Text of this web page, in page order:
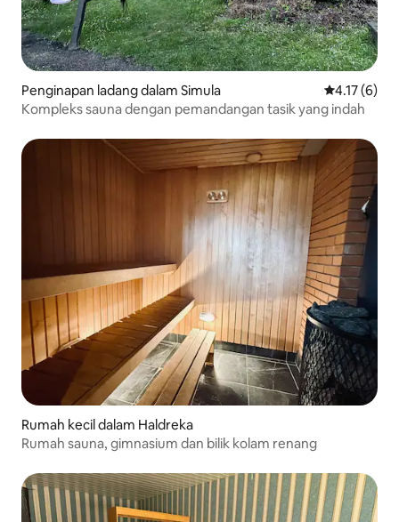
Penginapan ladang dalam Simula Penarafan
4.17 (6)
Kompleks sauna dengan pemandangan tasik yang indah
Rumah kecil dalam Haldreka
Rumah sauna, gimnasium dan bilik kolam renang